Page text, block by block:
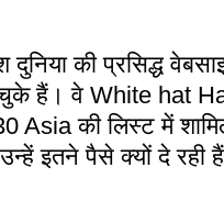
की प्रसिद्ध
चुके हैं। वे White hat
की लिस्ट में
इतने पैसे क्यों दे रही